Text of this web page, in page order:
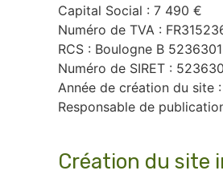
Capital Social : 7 490 €
Numéro de TVA :
RCS : Boulogne B
Numéro de SIRET :
Année de création du site
Responsable de
Création du site